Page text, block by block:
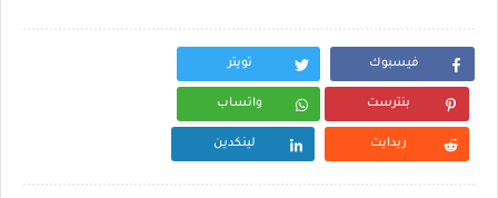
فيسبوك تويتر
بنترست واتساب
ريدايت لينكدين